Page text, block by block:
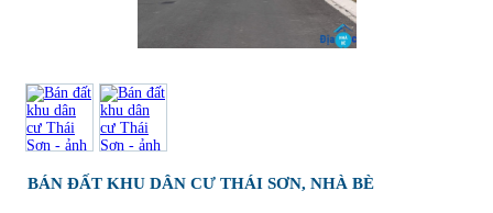
BÁN ĐẤT KHU DÂN CƯ THÁI SƠN, NHÀ BÈ